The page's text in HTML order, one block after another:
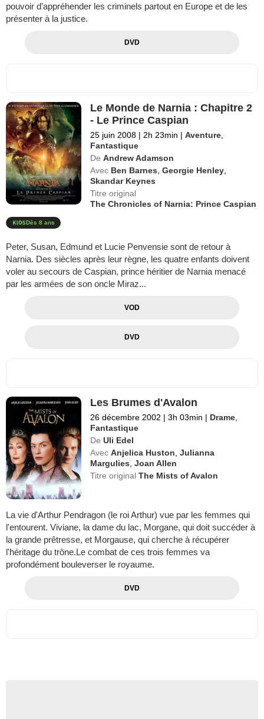
pouvoir d’appréhender les criminels partout en Europe et de les
présenter à la justice.
DVD
Le Monde de Narnia : Chapitre 2
- Le Prince Caspian
25 juin 2008 | 2h 23min | Aventure
Fantastique
De Andrew Adamson
Avec Ben Barnes ,Georgie Henley
Skandar Keynes
Titre original
The Chronicles of Narnia: Prince Caspian
Dès 8 ans
Peter, Susan, Edmund et Lucie Penvensie sont de retour à
Narnia. Des siècles après leur règne, les quatre enfants doivent
voler au secours de Caspian, prince héritier de Narnia menacé
par les armées de son oncle Miraz...
VOD
DVD
Les Brumes d'Avalon
26 décembre 2002 | 3h 03min | Drame
Fantastique
De Uli Edel
Avec Anjelica Huston ,Julianna
Margulies ,Joan Allen
Titre originalThe Mists of Avalon
La vie d'Arthur Pendragon (le roi Arthur) vue par les femmes qui
l'entourent. Viviane, la dame du lac, Morgane, qui doit succéder à
la grande prêtresse, et Morgause, qui cherche à récupérer
l'héritage du trône.Le combat de ces trois femmes va
profondément bouleverser le royaume.
DVD